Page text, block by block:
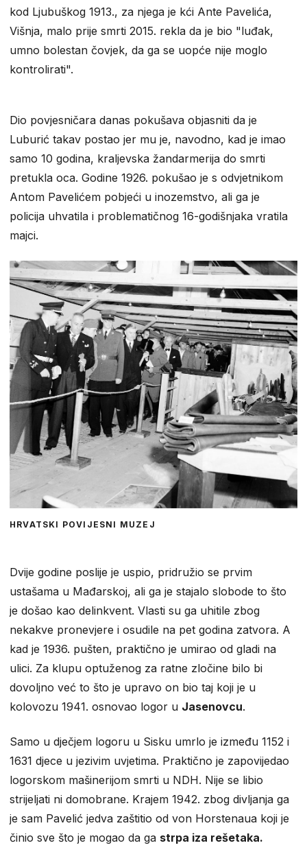
kod Ljubuškog 1913., za njega je kći Ante Pavelića,
Višnja, malo prije smrti 2015. rekla da je bio "luđak,
umno bolestan čovjek, da ga se uopće nije moglo
kontrolirati".
Dio povjesničara danas pokušava objasniti da je
Luburić takav postao jer mu je, navodno, kad je imao
samo 10 godina, kraljevska žandarmerija do smrti
pretukla oca. Godine 1926. pokušao je s odvjetnikom
Antom Pavelićem pobjeći u inozemstvo, ali ga je
policija uhvatila i problematičnog 16-godišnjaka vratila
majci.
HRVATSKI POVIJESNI MUZEJ
Dvije godine poslije je uspio, pridružio se prvim
ustašama u Mađarskoj, ali ga je stajalo slobode to što
je došao kao delinkvent. Vlasti su ga uhitile zbog
nekakve pronevjere i osudile na pet godina zatvora. A
kad je 1936. pušten, praktično je umirao od gladi na
ulici. Za klupu optuženog za ratne zločine bilo bi
dovoljno već to što je upravo on bio taj koji je u
kolovozu 1941. osnovao logor u Jasenovcu.
Samo u dječjem logoru u Sisku umrlo je između 1152 i
1631 djece u jezivim uvjetima. Praktično je zapovijedao
logorskom mašinerijom smrti u NDH. Nije se libio
strijeljati ni domobrane. Krajem 1942. zbog divljanja ga
je sam Pavelić jedva zaštitio od von Horstenaua koji je
činio sve što je mogao da ga strpa iza rešetaka.